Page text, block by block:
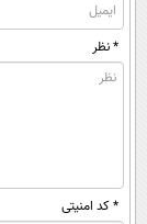
* نظر
* کد امنیتی